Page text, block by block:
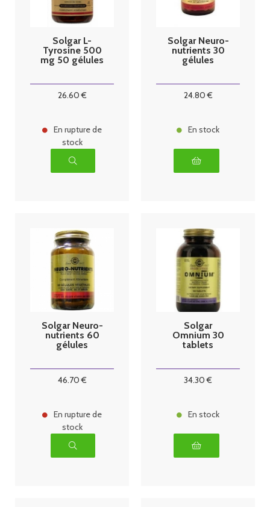
Solgar L-
Tyrosine 500
mg 50 gélules
26.60€
En rupture de
stock
Solgar Neuro-
nutrients 30
gélules
24.80€
En stock
Solgar Neuro-
nutrients 60
gélules
46.70€
En rupture de
stock
Solgar
Omnium 30
tablets
34.30 €
En stock